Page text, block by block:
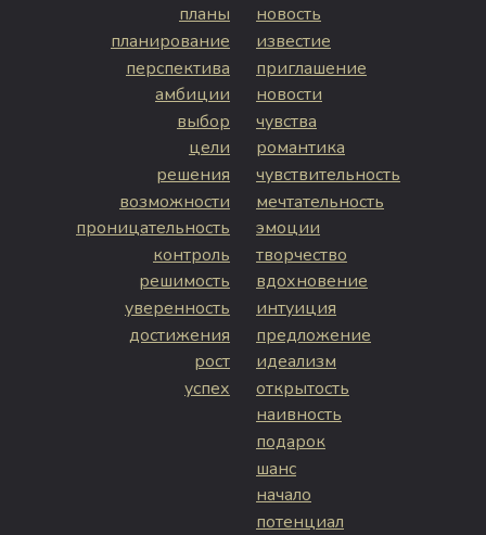
планы
планирование
перспектива
амбиции
выбор
цели
решения
возможности
проницательность
контроль
решимость
уверенность
достижения
рост
успех
новость
известие
приглашение
новости
чувства
романтика
чувствительность
мечтательность
эмоции
творчество
вдохновение
интуиция
предложение
идеализм
открытость
наивность
подарок
шанс
начало
потенциал